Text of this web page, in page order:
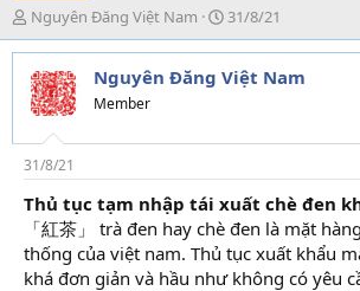
T
h
r
e
a
d
s
t
a
r
t
e
r
Nguyên Đăng Việt Nam
N
g
à
y
i
31/8/21
Nguyên Đăng Việt Nam
Member
31/8/21
Thủ tục tạm nhập tái xuất chè đen
「紅茶」 trà đen hay chè đen là mặt
thống của việt nam. Thủ tục xuất khẩu
khá đơn giản và hầu như không có yêu